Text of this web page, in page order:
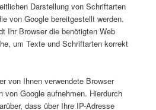
Darstellung von Schriftarten
von Google bereitgestellt werden.
Ihr Browser die benötigten Web
um Texte und Schriftarten korrekt
von Ihnen verwendete Browser
von Google aufnehmen. Hierdurch
dass über Ihre IP-Adresse